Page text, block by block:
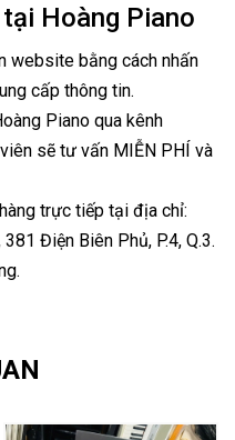
Hoàng Piano
website bằng cách nhấn
cấp thông tin.
Piano qua kênh
sẽ tư vấn MIỄN PHÍ và
trực tiếp tại địa chỉ:
Điện Biên Phủ, P.4, Q.3.